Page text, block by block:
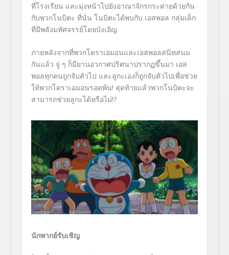
ที่โรงเรียน และมุ่งหน้าไปยังอาณาจักรกระต่ายด้วยกัน
กับพวกโนบิตะ ที่นั่น โนบิตะได้พบกับ เอสพอล กลุ่มเด็ก
ที่มีพลังมหัศจรรย์โดยบังเอิญ
ภายหลังจากที่พวกโดราเอมอนและเอสพอลสนิทสนม
กันแล้ว จู่ ๆ ก็มียานอวกาศปริศนาปรากฏขึ้นมา เอส
พอลทุกคนถูกจับตัวไป และลูกะเองก็ถูกจับตัวไปเพื่อช่วย
ให้พวกโดราเอมอนรอดพ้น! สุดท้ายแล้วพวกโนบิตะจะ
สามารถช่วยลูกะได้หรือไม่!?
นักพากย์รับเชิญ